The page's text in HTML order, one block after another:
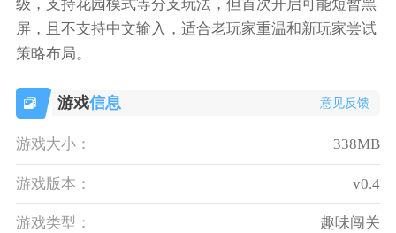
级，支持花园模式等分支玩法，但首次开启可能短暂黑
屏，且不支持中文输入，适合老玩家重温和新玩家尝试
策略布局。
游戏信息 意见反馈
游戏大小： 338MB
游戏版本： v0.4
游戏类型： 趣味闯关